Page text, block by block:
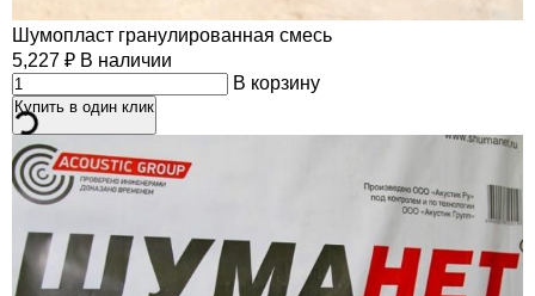
Шумопласт гранулированная смесь
5,227 ₽ В наличии
В корзину
Купить в один клик